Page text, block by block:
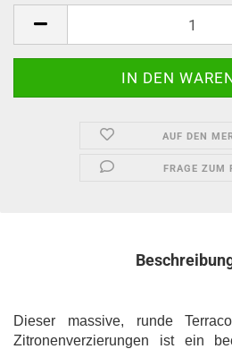
AUF DEN
FRAGE ZUM
Dieser massive, runde
Zitronenverzierungen ist ein